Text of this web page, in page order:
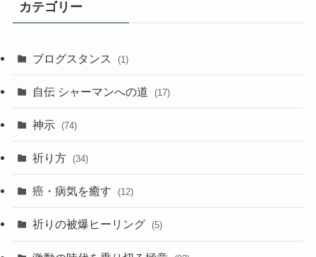
ア
ブ
カテゴリー
ブログスタンス (1)
自伝 シャーマンへの道 (17)
神示 (74)
祈り方 (34)
癌・病気を癒す (12)
祈りの被爆ヒーリング (5)